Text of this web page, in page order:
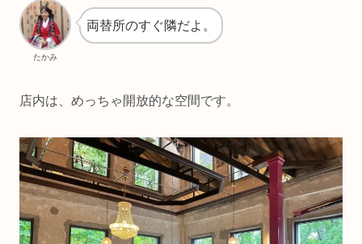
たかみ
両替所のすぐ隣だよ。
店内は、めっちゃ開放的な空間です。